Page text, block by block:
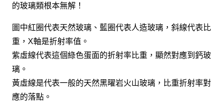
的玻璃類根本無解！
圖中紅圈代表天然玻璃、藍圈代表人造玻璃，斜線代表比
重，X軸是折射率值。
紫虛線代表這個綠色蛋面的折射率比重，顯然對應到鈣玻
璃。
黃虛線是代表一般的天然黑曜岩火山玻璃，比重折射率對
應的落點。